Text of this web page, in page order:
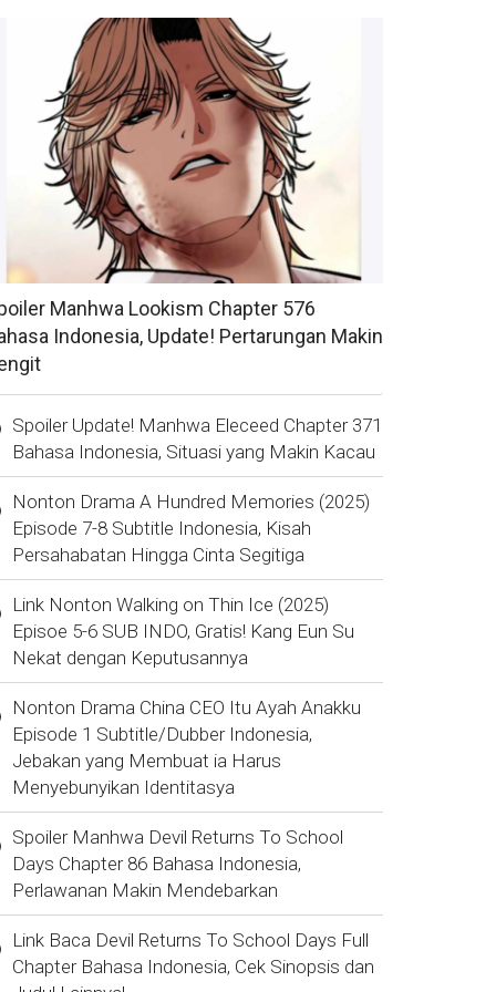
Manhwa Lookism Chapter 576
Indonesia, Update! Pertarungan Makin
Spoiler Update! Manhwa Eleceed Chapter 371
Bahasa Indonesia, Situasi yang Makin Kacau
Nonton Drama A Hundred Memories (2025)
Episode 7-8 Subtitle Indonesia, Kisah
Persahabatan Hingga Cinta Segitiga
Link Nonton Walking on Thin Ice (2025)
Episoe 5-6 SUB INDO, Gratis! Kang Eun Su
Nekat dengan Keputusannya
Nonton Drama China CEO Itu Ayah Anakku
Episode 1 Subtitle/Dubber Indonesia,
Jebakan yang Membuat ia Harus
Menyebunyikan Identitasya
Spoiler Manhwa Devil Returns To School
Days Chapter 86 Bahasa Indonesia,
Perlawanan Makin Mendebarkan
Link Baca Devil Returns To School Days Full
Chapter Bahasa Indonesia, Cek Sinopsis dan